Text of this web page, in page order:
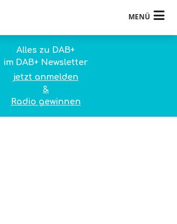
MENÜ
Alles zu DAB+
im DAB+ Newsletter
jetzt anmelden
&
Radio gewinnen